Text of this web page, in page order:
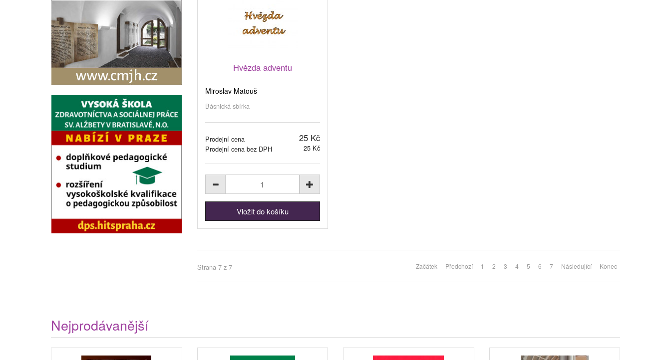
Hvězda adventu
Miroslav Matouš
Básnická sbírka
Prodejní cena 25 Kč
Prodejní cena bez DPH 25 Kč
Strana 7 z 7 Začátek Předchozí 1 2 3 4 5 6 7 Následující Konec
Nejprodávanější